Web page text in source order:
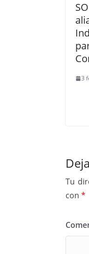
3
Tu
con*